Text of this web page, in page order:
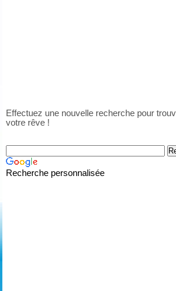
Effectuez une nouvelle recherche pour
votre rêve !
Recherche personnalisée